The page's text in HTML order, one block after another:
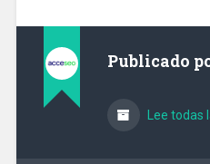
Publicado
Lee todas